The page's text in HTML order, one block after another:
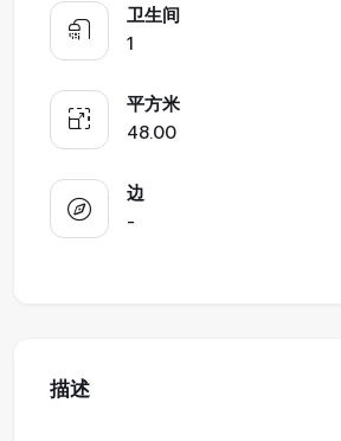
卫生间
1
平方米
48.00
边
-
描述